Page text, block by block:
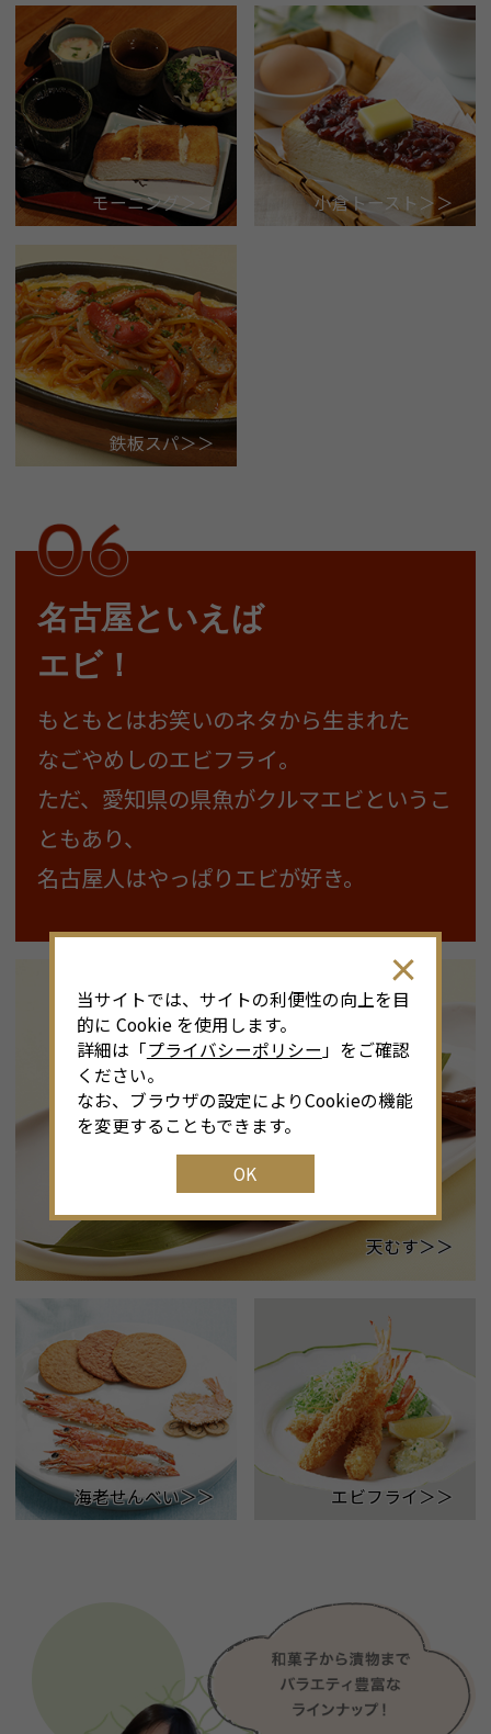
モーニング＞＞ 小倉トースト＞＞
鉄板スパ＞＞
名古屋といえば
エビ！
もともとはお笑いのネタから生まれた
なごやめしのエビフライ。
ただ、愛知県の県魚がクルマエビというこ
ともあり、
名古屋人はやっぱりエビが好き。
天むす＞＞
海老せんべい＞＞ エビフライ＞＞
当サイトでは、サイトの利便性の向上を目
的に Cookie を使用します。
詳細は「プライバシーポリシー 」をご確認
ください。
なお、ブラウザの設定によりCookieの機能
を変更することもできます。
OK